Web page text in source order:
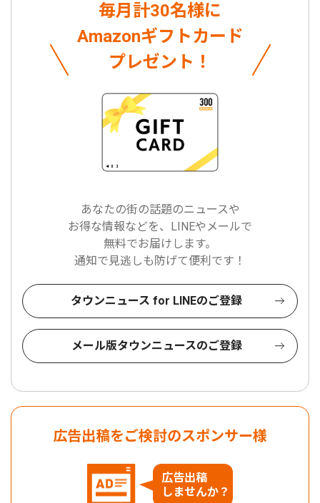
毎月計30名様に
Amazonギフトカード
プレゼント！
あなたの街の話題のニュースや
お得な情報などを、LINEやメールで
無料でお届けします。
通知で見逃しも防げて便利です！
タウンニュース for LINEのご登録
メール版タウンニュースのご登録
広告出稿をご検討のスポンサー様
広告出稿
しませんか？